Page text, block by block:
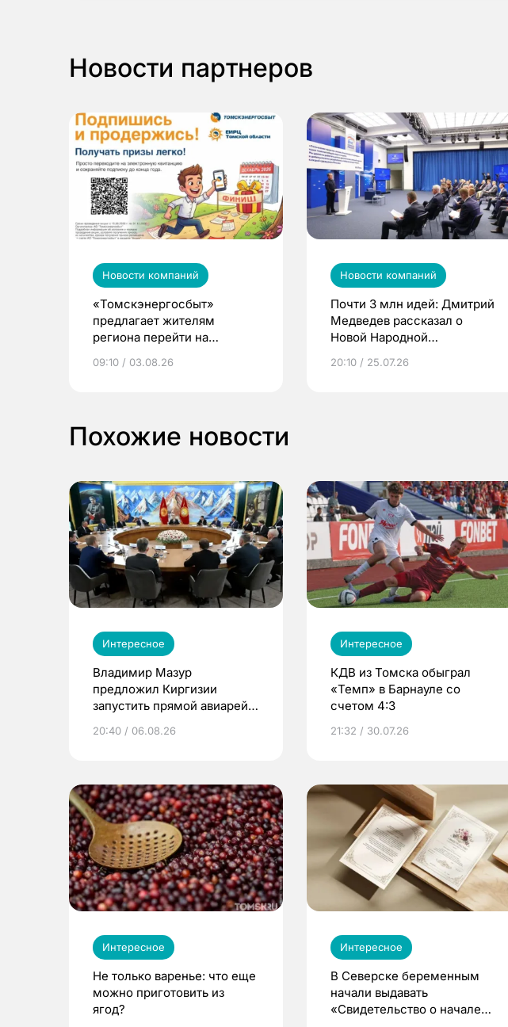
Новости партнеров
Новости компаний
«Томскэнергосбыт»
предлагает жителям
региона перейти на
выиграть призы
09:10 / 03.08.26
Новости компаний
Почти 3 млн идей: Дмитрий
Медведев рассказал о
Новой Народной
20:10 / 25.07.26
Похожие новости
Интересное
Владимир Мазур
предложил Киргизии
запустить прямой авиарейс
20:40 / 06.08.26
Интересное
КДВ из Томска обыграл
«Темп» в Барнауле со
счетом 4:3
21:32 / 30.07.26
Интересное
Не только варенье: что еще
можно приготовить из
ягод?
Интересное
В Северске беременным
начали выдавать
«Свидетельство о начале